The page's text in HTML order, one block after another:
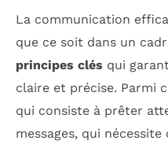
La communication
que ce soit dans un
principes clés qui
claire et précise. Parmi
qui consiste à prêter
messages, qui